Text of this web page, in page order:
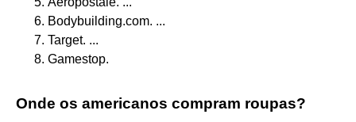
Bodybuilding.com. ...
Target. ...
Gamestop.
Onde os americanos compram roupas?